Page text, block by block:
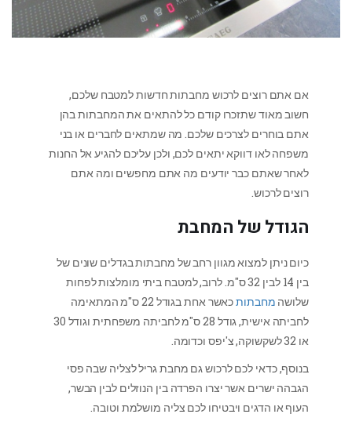
אם אתם רוצים לרכוש מחבתות חדשות למטבח שלכם,
חשוב מאוד שתזכרו קודם כל להתאים את המחבתות בהן
אתם בוחרים לצרכים שלכם. מה שמתאים לחברים או בני
משפחה לאו דווקא יתאים לכם, ולכן עליכם להגיע אל החנות
לאחר שאתם כבר יודעים מה אתם מחפשים ומה אתם
רוצים לרכוש.
הגודל של המחבת
כיום ניתן למצוא מגוון רחב של מחבתות בגדלים שונים של
בין 14 לבין 32 ס"מ. לרוב, למטבח ביתי מומלצות לפחות
שלושה מחבתות
כאשר אחת בגודל 22 ס"מ המתאימה
לחביתה אישית, גודל 28 ס"מ לחביתה משפחתית וגודל 30
או 32 לשקשוקה, צ'יפס וכדומה.
בנוסף, כדאי לכם לרכוש גם מחבת גריל לצליה שבה פסי
הגבהה ישרים אשר יצרו הפרדה בין הנוזלים לבין הבשר,
העוף או הדגים ויבטיחו לכם צליה מושלמת וטובה.